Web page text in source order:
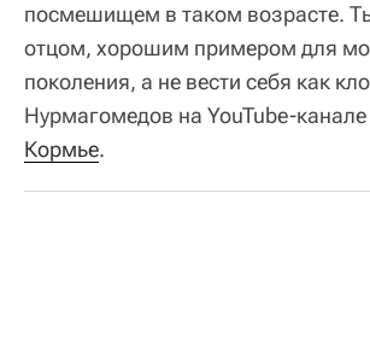
посмешищем в таком возрасте.
отцом, хорошим примером для
поколения, а не вести себя как
Нурмагомедов на YouTube-канале
Кормье.